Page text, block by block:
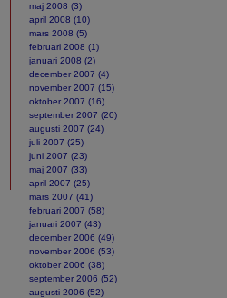
maj 2008 (3)
april 2008 (10)
mars 2008 (5)
februari 2008 (1)
januari 2008 (2)
december 2007 (4)
november 2007 (15)
oktober 2007 (16)
september 2007 (20)
augusti 2007 (24)
juli 2007 (25)
juni 2007 (23)
maj 2007 (33)
april 2007 (25)
mars 2007 (41)
februari 2007 (58)
januari 2007 (43)
december 2006 (49)
november 2006 (53)
oktober 2006 (38)
september 2006 (52)
augusti 2006 (52)